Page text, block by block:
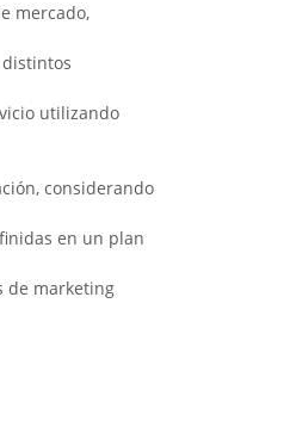
mercado,
utilizando
considerando
en un plan
de marketing